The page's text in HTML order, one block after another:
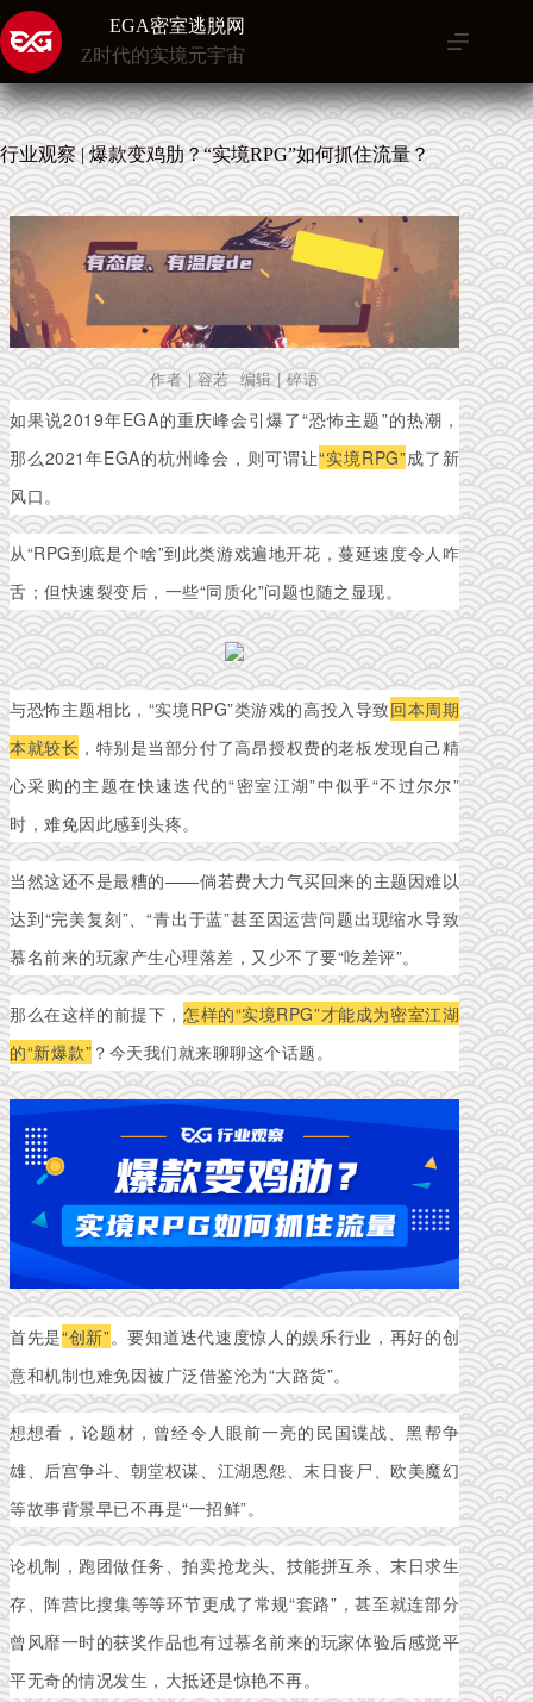
跳
至
内
容
EGA密室逃脱网
Z时代的实境元宇宙
行业观察 | 爆款变鸡肋？“实境RPG”如何抓住流量？
作者 | 容若 编辑 | 碎语
如果说2019年EGA的重庆峰会引爆了“恐怖主题”的热潮，
那么2021年EGA的杭州峰会，则可谓让“实境RPG”成了新
风口。
从“RPG到底是个啥”到此类游戏遍地开花，蔓延速度令人咋
舌；但快速裂变后，一些“同质化”问题也随之显现。
与恐怖主题相比，“实境RPG”类游戏的高投入导致回本周期
本就较长 ，特别是当部分付了高昂授权费的老板发现自己精
心采购的主题在快速迭代的“密室江湖”中似乎“不过尔尔”
时，难免因此感到头疼。
当然这还不是最糟的——倘若费大力气买回来的主题因难以
达到“完美复刻”、“青出于蓝”甚至因运营问题出现缩水导致
慕名前来的玩家产生心理落差，又少不了要“吃差评”。
那么在这样的前提下， 怎样的“实境RPG”才能成为密室江湖
的“新爆款” ？今天我们就来聊聊这个话题。
首先是“创新”。要知道迭代速度惊人的娱乐行业，再好的创
意和机制也难免因被广泛借鉴沦为“大路货”。
想想看，论题材，曾经令人眼前一亮的民国谍战、黑帮争
雄、后宫争斗、朝堂权谋、江湖恩怨、末日丧尸、欧美魔幻
等故事背景早已不再是“一招鲜”。
论机制，跑团做任务、拍卖抢龙头、技能拼互杀、末日求生
存、阵营比搜集等等环节更成了常规“套路”，甚至就连部分
曾风靡一时的获奖作品也有过慕名前来的玩家体验后感觉平
平无奇的情况发生，大抵还是惊艳不再。